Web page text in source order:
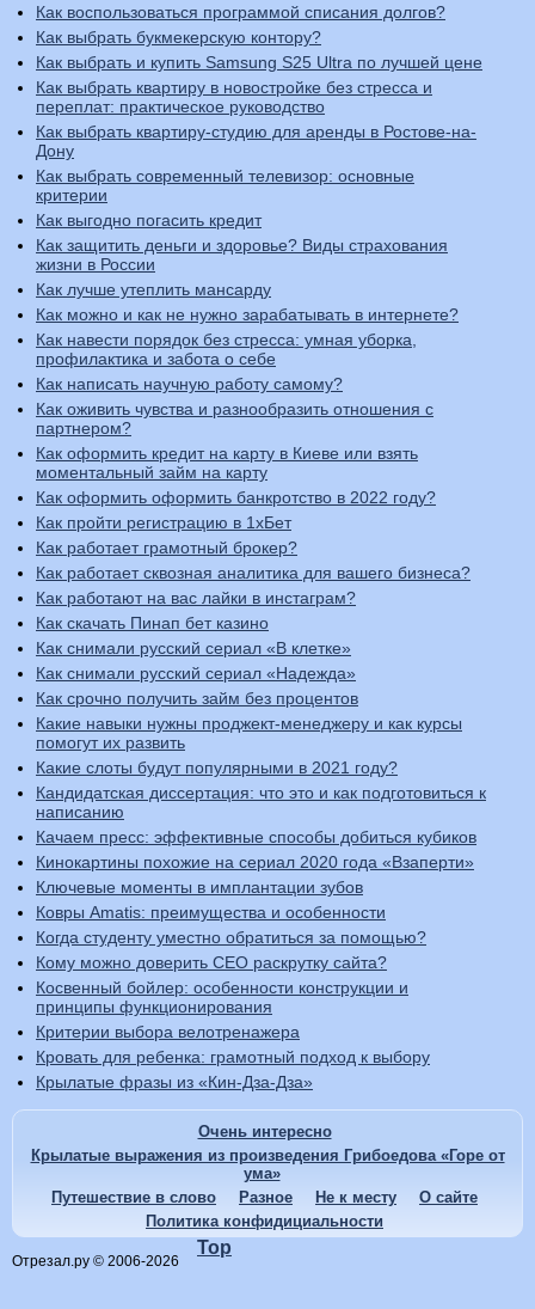
Как воспользоваться программой списания долгов?
Как выбрать букмекерскую контору?
Как выбрать и купить Samsung S25 Ultra по лучшей цене
Как выбрать квартиру в новостройке без стресса и
переплат: практическое руководство
Как выбрать квартиру-студию для аренды в Ростове-на-
Дону
Как выбрать современный телевизор: основные
критерии
Как выгодно погасить кредит
Как защитить деньги и здоровье? Виды страхования
жизни в России
Как лучше утеплить мансарду
Как можно и как не нужно зарабатывать в интернете?
Как навести порядок без стресса: умная уборка,
профилактика и забота о себе
Как написать научную работу самому?
Как оживить чувства и разнообразить отношения с
партнером?
Как оформить кредит на карту в Киеве или взять
моментальный займ на карту
Как оформить оформить банкротство в 2022 году?
Как пройти регистрацию в 1хБет
Как работает грамотный брокер?
Как работает сквозная аналитика для вашего бизнеса?
Как работают на вас лайки в инстаграм?
Как скачать Пинап бет кaзино
Как снимали русский сериал «В клетке»
Как снимали русский сериал «Надежда»
Как срочно получить займ без процентов
Какие навыки нужны проджект-менеджеру и как курсы
помогут их развить
Какие слоты будут популярными в 2021 году?
Кандидатская диссертация: что это и как подготовиться к
написанию
Качаем пресс: эффективные способы добиться кубиков
Кинокартины похожие на сериал 2020 года «Взаперти»
Ключевые моменты в имплантации зубов
Ковры Amatis: преимущества и особенности
Когда студенту уместно обратиться за помощью?
Кому можно доверить СЕО раскрутку сайта?
Косвенный бойлер: особенности конструкции и
принципы функционирования
Критерии выбора велотренажера
Кровать для ребенка: грамотный подход к выбору
Крылатые фразы из «Кин-Дза-Дза»
Очень интересно
Крылатые выражения из произведения Грибоедова «Горе от
ума»
Путешествие в слово
Разное Не к месту
О сайте
Политика конфидициальности
Отрезал.ру © 2006-2026
Top